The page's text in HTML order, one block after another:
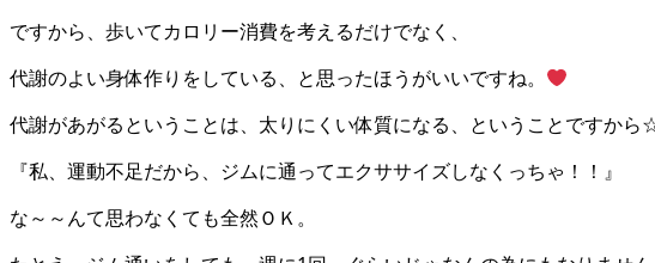
ですから、歩いてカロリー消費を考えるだけでなく、
代謝のよい身体作りをしている、と思ったほうがいいですね。
代謝があがるということは、太りにくい体質になる、ということですから
『私、運動不足だから、ジムに通ってエクササイズしなくっちゃ！！』
な～～んて思わなくても全然ＯＫ。